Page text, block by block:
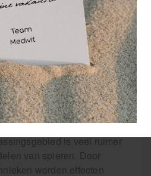
De latexvrije
optimaal draagcomfort.
elastisch tapen
gelegd in Japan en
tapesoort ontwikkeld
functie ondersteunen,
te beperken. Het
wordt daardoor
is veel ruimer
van spieren. Door
worden effecten